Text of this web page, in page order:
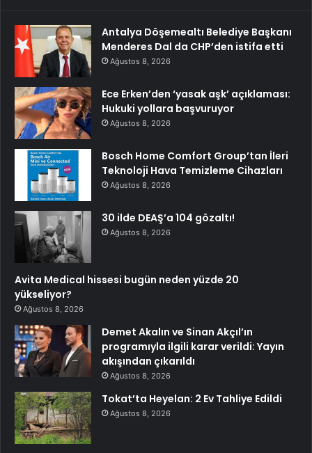
Antalya Döşemealtı Belediye Başkanı
Menderes Dal da CHP’den istifa etti
Ağustos 8, 2026
Ece Erken’den ‘yasak aşk’ açıklaması:
Hukuki yollara başvuruyor
Ağustos 8, 2026
Bosch Home Comfort Group’tan İleri
Teknoloji Hava Temizleme Cihazları
Ağustos 8, 2026
30 ilde DEAŞ’a 104 gözaltı!
Ağustos 8, 2026
Avita Medical hissesi bugün neden yüzde 20
yükseliyor?
Ağustos 8, 2026
Demet Akalın ve Sinan Akçıl’ın
programıyla ilgili karar verildi: Yayın
akışından çıkarıldı
Ağustos 8, 2026
Tokat’ta Heyelan: 2 Ev Tahliye Edildi
Ağustos 8, 2026